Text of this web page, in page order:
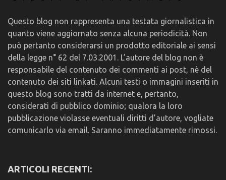
Questo blog non rappresenta una testata giornalistica in
quanto viene aggiornato senza alcuna periodicità. Non
può pertanto considerarsi un prodotto editoriale ai sensi
della legge n° 62 del 7.03.2001. L’autore del blog non è
responsabile del contenuto dei commenti ai post, nè del
contenuto dei siti linkati. Alcuni testi o immagini inseriti in
questo blog sono tratti da internet e, pertanto,
considerati di pubblico dominio; qualora la loro
pubblicazione violasse eventuali diritti d’autore, vogliate
comunicarlo via email. Saranno immediatamente rimossi.
ARTICOLI RECENTI: